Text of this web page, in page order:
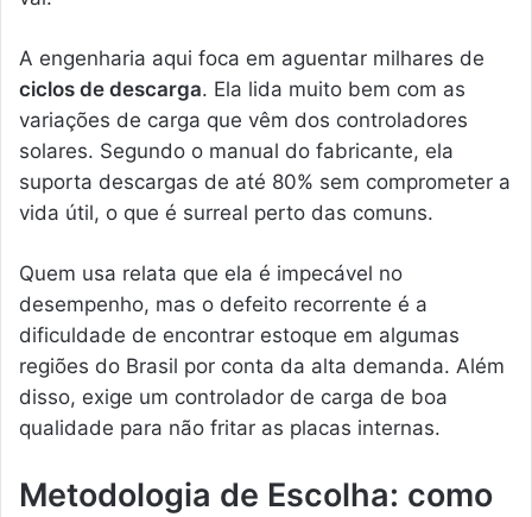
A engenharia aqui foca em aguentar milhares de
ciclos de descarga. Ela lida muito bem com as
variações de carga que vêm dos controladores
solares. Segundo o manual do fabricante, ela
suporta descargas de até 80% sem comprometer a
vida útil, o que é surreal perto das comuns.
Quem usa relata que ela é impecável no
desempenho, mas o defeito recorrente é a
dificuldade de encontrar estoque em algumas
regiões do Brasil por conta da alta demanda. Além
disso, exige um controlador de carga de boa
qualidade para não fritar as placas internas.
Metodologia de Escolha: como